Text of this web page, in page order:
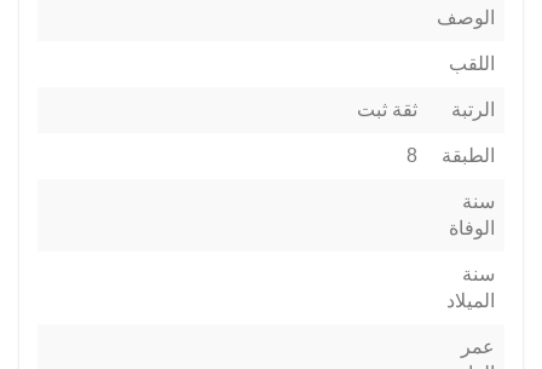
الوصف
اللقب
الرتبة ثقة ثبت
الطبقة 8
سنة
الوفاة
سنة
الميلاد
عمر